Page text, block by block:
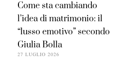
Come sta cambiando
l’idea di matrimonio: il
“lusso emotivo” secondo
Giulia Bolla
27 LUGLIO 2026